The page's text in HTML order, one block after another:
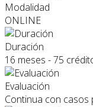
Modalidad
ONLINE
Duración
16 meses - 75
Evaluación
Continua con casos